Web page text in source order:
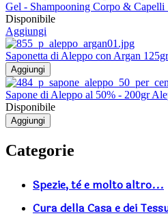
Gel - Shampooning Corpo & Capelli
Disponibile
Aggiungi
Saponetta di Aleppo con Argan 125gr
Aggiungi
Sapone di Aleppo al 50% - 200gr
Disponibile
Aggiungi
Categorie
Spezie, tè e molto altro...
Cura della Casa e dei